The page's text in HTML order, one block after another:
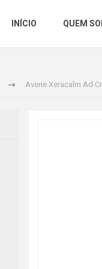
INÍCIO QUEM
Avene Xeracalm Ad